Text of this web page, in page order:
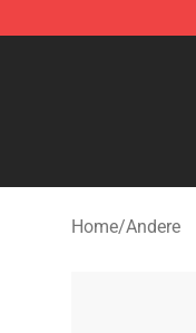
Sleeping With
Home/Andere